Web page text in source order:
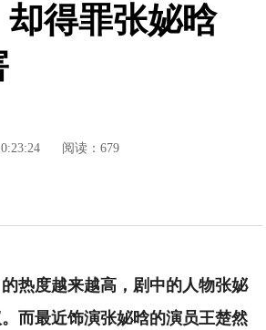
得罪张妼晗
阅读：679
热度越来越高，剧中的人物张妼
而最近饰演张妼晗的演员王楚然